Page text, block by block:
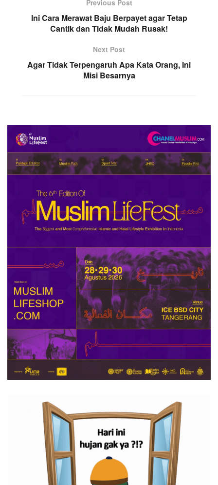
Previous Post
Ini Cara Merawat Baju Berpayet agar Tetap
Cantik dan Tidak Mudah Rusak!
Next Post
Agar Tidak Terpengaruh Apa Kata Orang, Ini
Misi Besarnya